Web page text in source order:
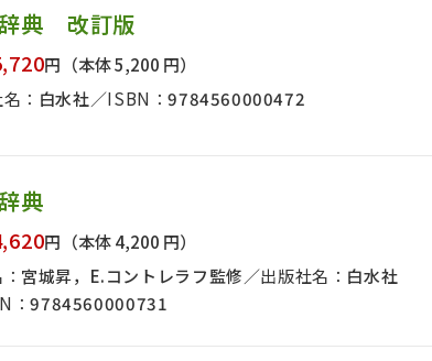
日本事情
典 改訂版
円 （本体 5,200 円）
： 白水社 ISBN：9784560000472
典
円 （本体 4,200 円）
宮城昇，E.コントレラフ監修 出版社名： 白水社
：9784560000731